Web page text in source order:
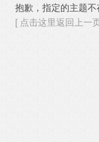
抱歉，指定的主题
[ 点击这里返回上一